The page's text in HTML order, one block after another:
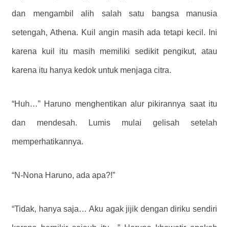
dan mengambil alih salah satu bangsa manusia
setengah, Athena. Kuil angin masih ada tetapi kecil. Ini
karena kuil itu masih memiliki sedikit pengikut, atau
karena itu hanya kedok untuk menjaga citra.
“Huh…” Haruno menghentikan alur pikirannya saat itu
dan mendesah. Lumis mulai gelisah setelah
memperhatikannya.
“N-Nona Haruno, ada apa?!”
“Tidak, hanya saja… Aku agak jijik dengan diriku sendiri